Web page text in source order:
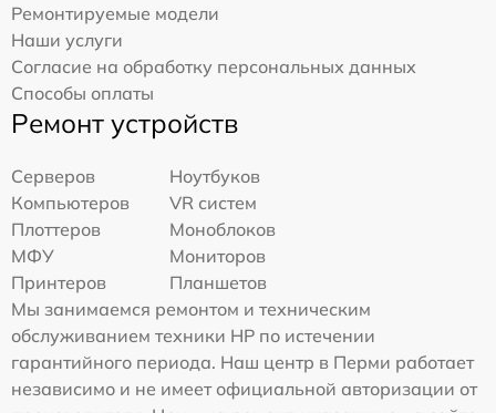
Ремонтируемые модели
Наши услуги
Согласие на обработку персональных данных
Способы оплаты
Ремонт устройств
Серверов
Ноутбуков
Компьютеров
VR систем
Плоттеров
Моноблоков
МФУ
Мониторов
Принтеров
Планшетов
Мы занимаемся ремонтом и техническим
обслуживанием техники HP по истечении
гарантийного периода. Наш центр в Перми работает
независимо и не имеет официальной авторизации от